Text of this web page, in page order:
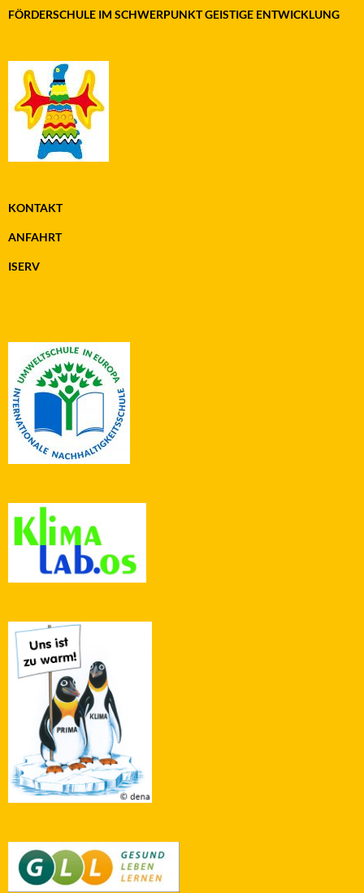
FÖRDERSCHULE IM SCHWERPUNKT GEISTIGE ENTWICKLUNG
KONTAKT
ANFAHRT
ISERV